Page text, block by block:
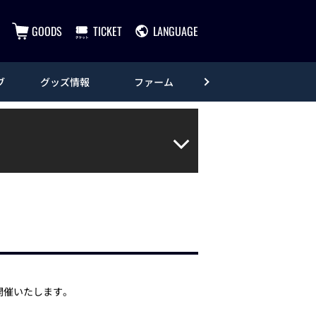
GOODS TICKET LANGUAGE
グッズ情報 ファーム
いたします。